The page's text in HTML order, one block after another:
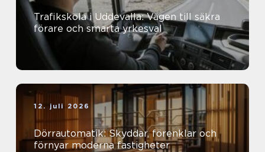
Trafikskola i Uddevalla: Vägen till säkra
förare och smarta yrkesval
12. juli 2026
Dörrautomatik: Skyddar, förenklar och
förnyar moderna fastigheter